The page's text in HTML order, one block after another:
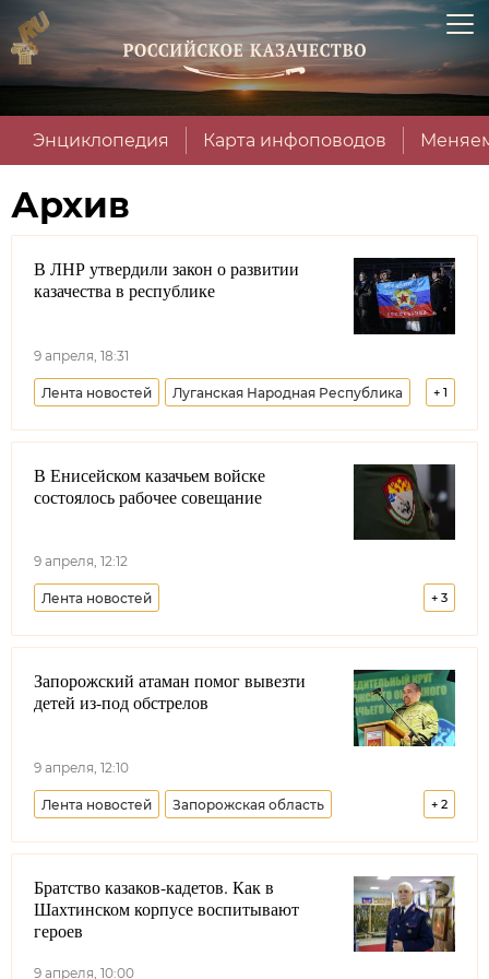
Энциклопедия Карта инфоповодов
Архив
В ЛНР утвердили закон о развитии
казачества в республике
9 апреля, 18:31
+ 1
Лента новостей Луганская Народная Республика
Всевеликое войско Донское
В Енисейском казачьем войске
состоялось рабочее совещание
9 апреля, 12:12
+ 3
Лента новостей
Енисейское войсковое казачье общество
Минобороны РФ Минюст РФ
Запорожский атаман помог вывезти
детей из-под обстрелов
9 апреля, 12:10
+ 2
Лента новостей Запорожская область
Всероссийское казачье общество Долг казака
Братство казаков-кадетов. Как в
Шахтинском корпусе воспитывают
героев
9 апреля, 10:00